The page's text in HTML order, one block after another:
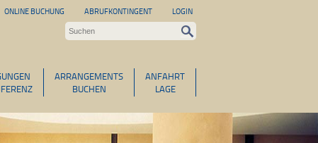
ONLINE BUCHUNG ABRUFKONTINGENT LOGIN
ANFAHRT
LAGE
ARRANGEMENTS
BUCHEN